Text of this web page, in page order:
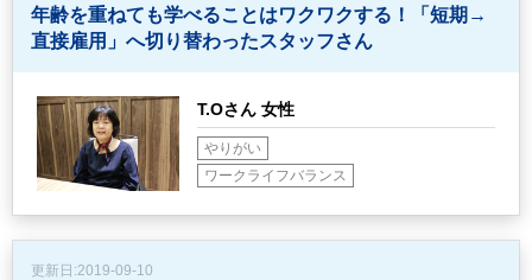
年齢を重ねても学べることはワクワクする！
「短期→
直接雇用」へ切り替わったスタッフさん
T.Oさん 女性
やりがい
ワークライフバランス
更新日:2019-09-10